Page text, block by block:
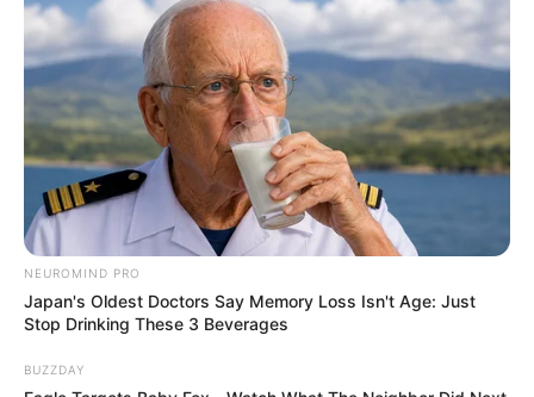
NEUROMIND PRO
Japan's Oldest Doctors Say Memory Loss Isn't Age: Just
Stop Drinking These 3 Beverages
BUZZDAY